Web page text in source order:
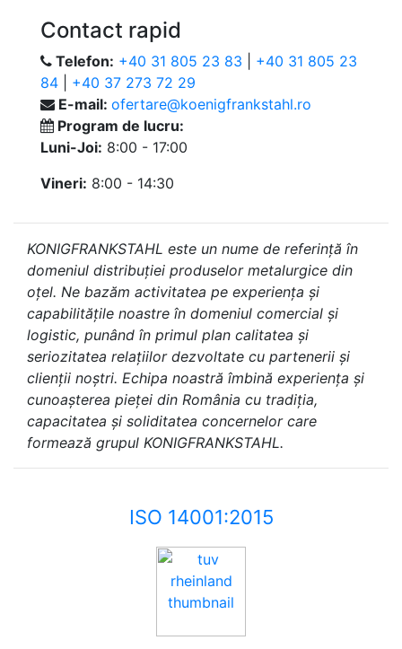
Contact rapid
Telefon: +40 31 805 23 83
+40 31 805 23
84
+40 37 273 72 29
E-mail: ofertare@koenigfrankstahl.ro
Program de lucru:
Luni-Joi: 8:00 - 17:00
Vineri: 8:00 - 14:30
KONIGFRANKSTAHL este un nume de referință în
domeniul distribuției produselor metalurgice din
oțel. Ne bazăm activitatea pe experiența și
capabilitățile noastre în domeniul comercial și
logistic, punând în primul plan calitatea și
seriozitatea relațiilor dezvoltate cu partenerii și
clienții noștri. Echipa noastră îmbină experiența și
cunoașterea pieței din România cu tradiția,
capacitatea și soliditatea concernelor care
formează grupul KONIGFRANKSTAHL.
ISO 14001:2015